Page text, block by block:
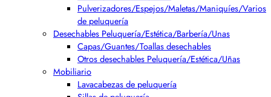
Pulverizadores/Espejos/Maletas/Maniquíes/Varios
de peluquería
Desechables Peluquería/Estética/Barbería/Unas
Capas/Guantes/Toallas desechables
Otros desechables Peluquería/Estética/Uñas
Mobiliario
Lavacabezas de peluquería